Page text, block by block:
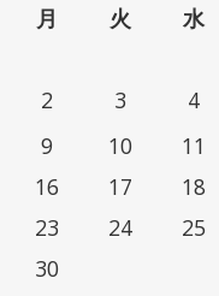
月 火 水
2
3 4
9
10 11
16
17 18
23
24 25
30